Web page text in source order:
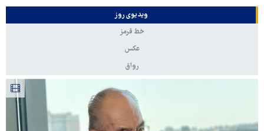
ویدیوی روز
خط قرمز
عکس
رواق